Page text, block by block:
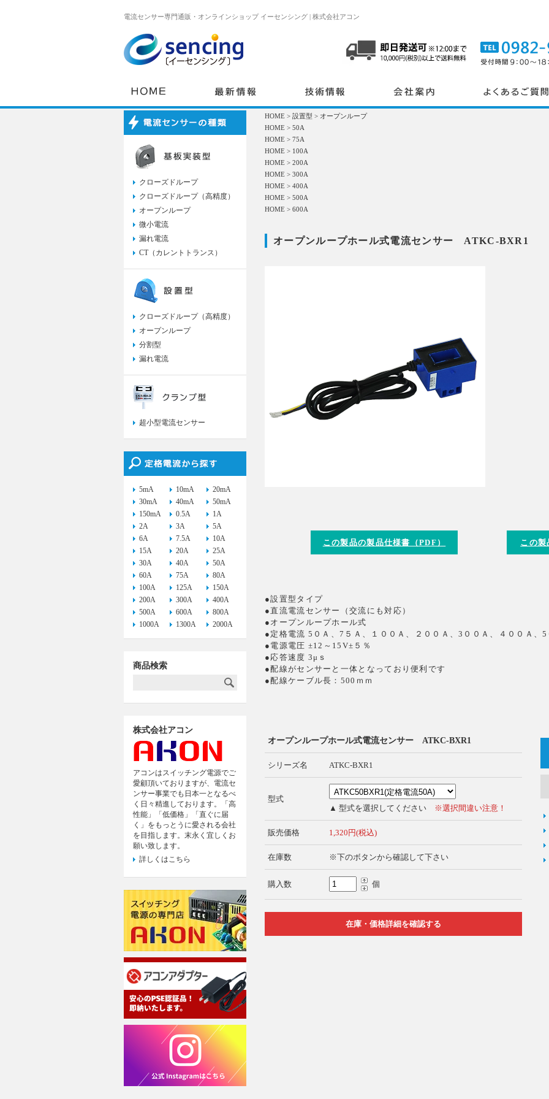
電流センサー専門通販・オンラインショップ イーセンシング | 株式会社アコン
HOME > 設置型 > オープンループ
HOME > 50A
HOME > 75A
HOME > 100A
HOME > 200A
HOME > 300A
HOME > 400A
HOME > 500A
HOME > 600A
オープンループホール式電流センサー ATKC-BXR1
この製品の製品仕様書（PDF） この製
●設置型タイプ
●直流電流センサー（交流にも対応）
●オープンループホール式
●定格電流 5０Ａ、7５Ａ、１００Ａ、２００Ａ、3００Ａ、４００Ａ、5
●電源電圧 ±12～15V±５％
●応答速度 3μｓ
●配線がセンサーと一体となっており便利です
●配線ケーブル長：500ｍｍ
オープンループホール式電流センサー ATKC-BXR1
シリーズ名 ATKC-BXR1
型式
▲ 型式を選択してください
※選択間違い注意！
販売価格 1,320円(税込)
在庫数 ※下のボタンから確認して下さい
購入数 個
在庫・価格詳細を確認する
クローズドループ
クローズドループ（高精度）
オープンループ
微小電流
漏れ電流
CT（カレントトランス）
クローズドループ（高精度）
オープンループ
分割型
漏れ電流
超小型電流センサー
5mA 10mA
20mA
30mA
40mA
50mA
150mA
0.5A
1A
2A
3A
5A
6A
7.5A
10A
15A
20A
25A
30A
40A
50A
60A
75A
80A
100A
125A
150A
200A
300A
400A
500A
600A
800A
1000A
1300A 2000A
商品検索
株式会社アコン
アコンはスイッチング電源でご
愛顧頂いておりますが、電流セ
ンサー事業でも日本一となるべ
く日々精進しております。「高
性能」「低価格」「直ぐに届
く」をもっとうに愛される会社
を目指します。末永く宜しくお
願い致します。
詳しくはこちら